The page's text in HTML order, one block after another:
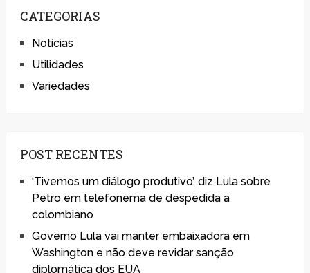
CATEGORIAS
Notícias
Utilidades
Variedades
POST RECENTES
‘Tivemos um diálogo produtivo’, diz Lula sobre
Petro em telefonema de despedida a
colombiano
Governo Lula vai manter embaixadora em
Washington e não deve revidar sanção
diplomática dos EUA